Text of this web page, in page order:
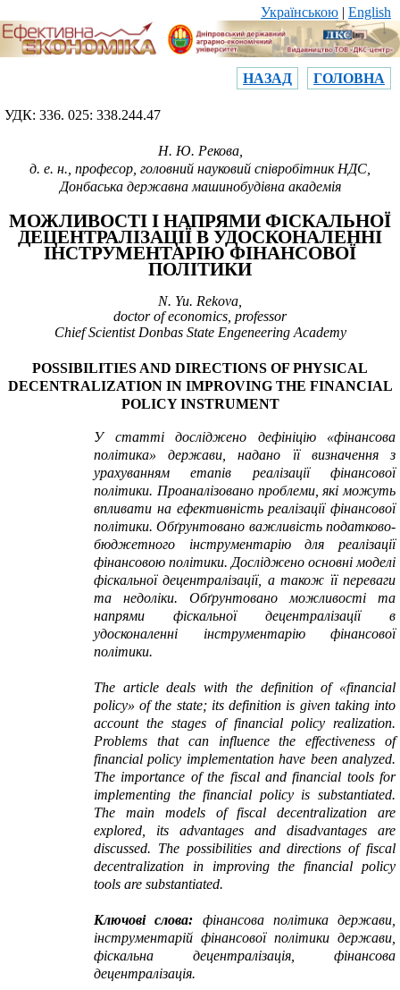
Українською | English
НАЗАД ГОЛОВНА
УДК: 336. 025: 338.244.47
Н. Ю. Рекова,
д. е. н., професор, головний науковий співробітникНДС,
Донбаська державна машинобудівна академія
МОЖЛИВОСТІ І НАПРЯМИ ФІСКАЛЬНОЇ
ДЕЦЕНТРАЛІЗАЦІЇ В УДОСКОНАЛЕННІ
ІНСТРУМЕНТАРІЮ ФІНАНСОВОЇ
ПОЛІТИКИ
N. Yu. Rekova
doctor of economics, professor
Chief Scientist Donbas State Engeneering Academy
POSSIBILITIES AND DIRECTIONS OF PHYSICAL
DECENTRALIZATION IN IMPROVING THE FINANCIAL
POLICY INSTRUMENT
У статті досліджено дефініцію «фінансова
політика» держави, надано її визначення з
урахуванням етапів реалізації фінансової
політики. Проаналізовано проблеми, які можуть
впливати на ефективність реалізації фінансової
політики. Обґрунтовано важливість податково-
бюджетного інструментарію для реалізації
фінансовою політики. Досліджено основні моделі
фіскальної децентралізації, а також її переваги
та недоліки. Обґрунтовано можливості та
напрями фіскальної децентралізації в
удосконаленні інструментарію фінансової
політики.
The article deals with the definition of «financial
policy» of the state; its definition is given taking into
account the stages of financial policy realization.
Problems that can influence the effectiveness of
financial policy implementation have been analyzed.
The importance of the fiscal and financial tools for
implementing the financial policy is substantiated.
The main models of fiscal decentralization are
explored, its advantages and disadvantages are
discussed. The possibilities and directions of fiscal
decentralization in improving the financial policy
tools are substantiated.
Ключові слова: фінансова політика держави,
інструментарій фінансової політики держави,
фіскальна децентралізація, фінансова
децентралізація.